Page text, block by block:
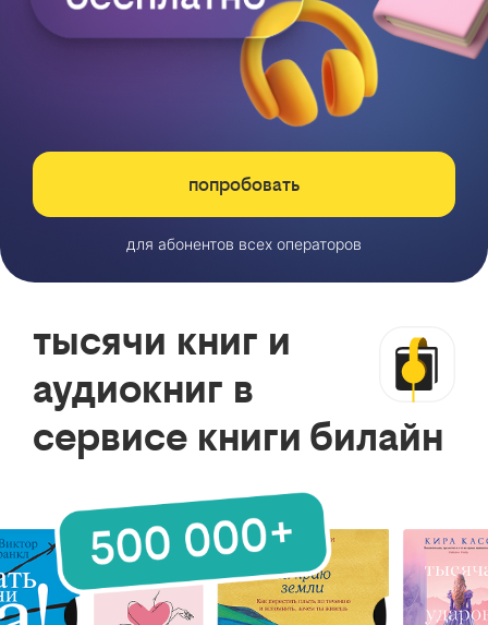
попробовать
для абонентов всех операторов
тысячи книг и
аудиокниг в
сервисе книги билайн